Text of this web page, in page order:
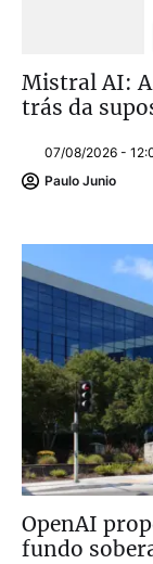
Mistral AI:
trás da
07/08/2026 -
Paulo Junio
OpenAI
fundo